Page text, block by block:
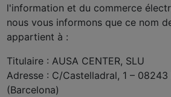
l'information et du commerce
nous vous informons que ce nom
appartient à :
Titulaire : AUSA CENTER, SLU
Adresse : C/Castelladral, 1 – 08243
(Barcelona)